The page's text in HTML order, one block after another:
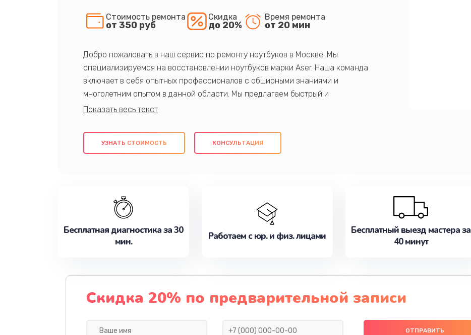
Стоимость ремонта
от 350 руб
Скидка
до 20%
Время ремонта
от 20 мин
Добро пожаловать в наш сервис по ремонту ноутбуков в Москве. Мы
специализируемся на восстановлении ноутбуков марки Aser. Наша команда
включает в себя опытных профессионалов с обширными знаниями и
многолетним опытом в данной области. Мы предлагаем быстрый и
качественный ремонт с использованием оригинальных компонентов, а также
клиентам надежное и профессиональное обслуживание, удовлетворяя их
потребности наилучшим образом. Не медлите записаться на ремонт уже
УЗНАТЬ СТОИМОСТЬ КОНСУЛЬТАЦИЯ
Бесплатная диагностика за 30
мин.
Работаем с юр. и физ. лицами
Бесплатный выезд мастера за
40 минут
Скидка 20% по предварительной записи